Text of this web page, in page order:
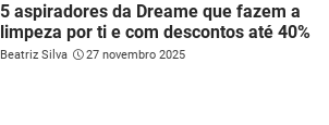
5 aspiradores da Dreame que fazem a
limpeza por ti e com descontos até 40%
Beatriz Silva 27 novembro 2025